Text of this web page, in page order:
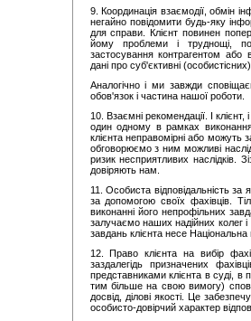
9. Координація взаємодії, обмін
негайно повідомити будь-яку
для справи. Клієнт повинен
йому проблеми і труднощі,
застосування контрагентом або
дані про суб'єктивні
Аналогічно і ми завжди
обов'язок і частина нашої роботи.
10. Взаємні рекомендації. І
один одному в рамках
клієнта неправомірні або можуть
обговорюємо з ним можливі
ризик несприятливих наслідків.
довіряють нам.
11. Особиста відповідальність за
за допомогою своїх фахівців.
виконанні його непрофільних
залучаємо наших надійних колег
завдань клієнта несе
12. Право клієнта на вибір
заздалегідь призначених
представниками клієнта в суді, в
тим більше на свою вимогу)
досвід, ділові якості. Це
особисто-довірчий характер